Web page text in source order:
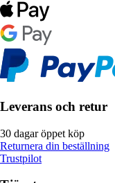
Leverans och retur
30 dagar öppet köp
Returnera din beställning
Trustpilot